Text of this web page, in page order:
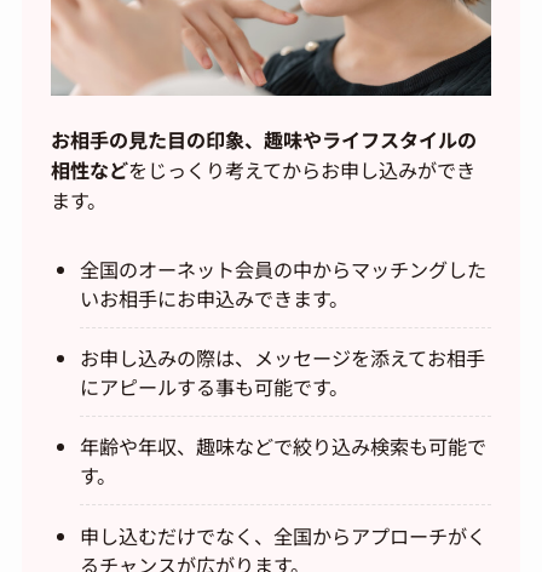
お相手の見た目の印象、趣味やライフスタイルの
相性などをじっくり考えてからお申し込みができ
ます。
全国のオーネット会員の中からマッチングした
いお相手にお申込みできます。
お申し込みの際は、メッセージを添えてお相手
にアピールする事も可能です。
年齢や年収、趣味などで絞り込み検索も可能で
す。
申し込むだけでなく、全国からアプローチがく
るチャンスが広がります。